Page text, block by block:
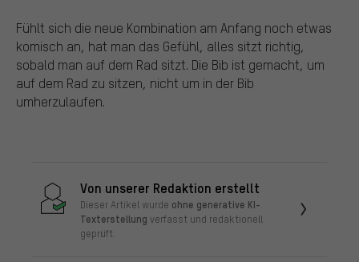
Fühlt sich die neue Kombination am Anfang noch etwas
komisch an, hat man das Gefühl, alles sitzt richtig,
sobald man auf dem Rad sitzt. Die Bib ist gemacht, um
auf dem Rad zu sitzen, nicht um in der Bib
umherzulaufen.
Von unserer Redaktion erstellt
Dieser Artikel wurde ohne generative KI-
Texterstellung verfasst und redaktionell
geprüft.